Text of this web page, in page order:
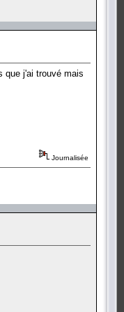
que j'ai trouvé mais
Journalisée